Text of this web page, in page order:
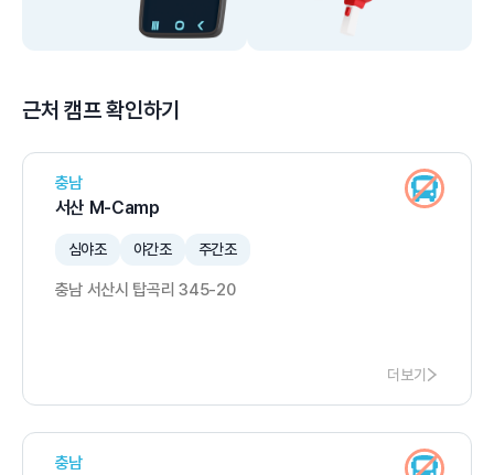
근처 캠프 확인하기
충남
서산 M-Camp
심야조 야간조 주간조
충남 서산시 탑곡리 345-20
더보기
충남